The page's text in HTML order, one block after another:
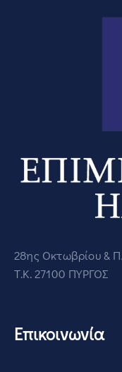
28ης Οκτωβρίου &
Τ.Κ. 27100 ΠΥΡΓΟΣ
Επικοινωνία